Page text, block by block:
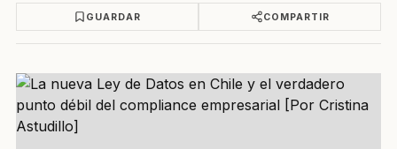
GUARDAR COMPARTIR